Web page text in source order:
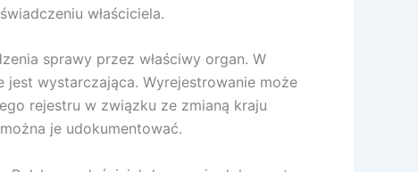
właściciela.
sprawy przez właściwy organ. W
wystarczająca. Wyrejestrowanie może
rejestru w związku ze zmianą kraju
je udokumentować.